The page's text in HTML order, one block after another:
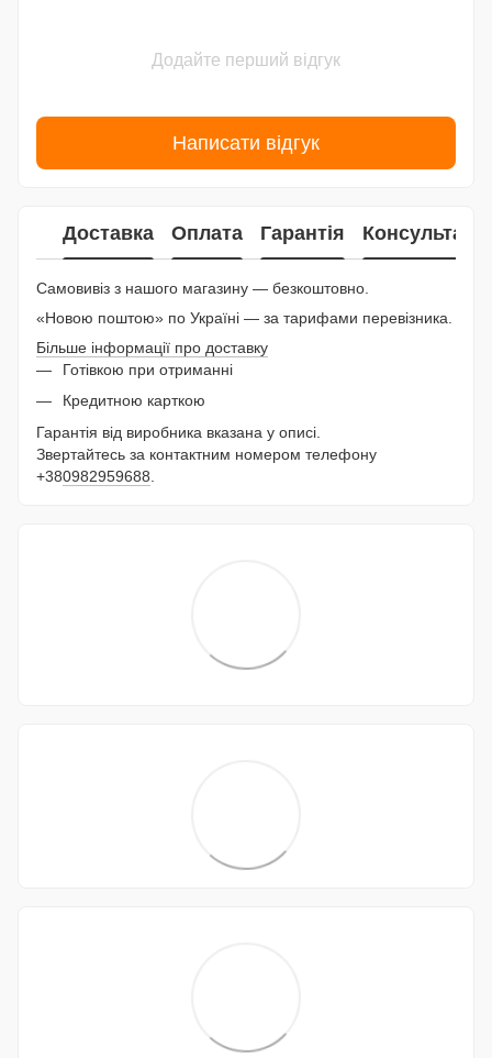
Додайте перший відгук
Написати відгук
Доставка Оплата Гарантія Консультація
Самовивіз з нашого магазину — безкоштовно.
«Новою поштою» по Україні — за тарифами перевізника.
Більше інформації про доставку
Готівкою при отриманні
Кредитною карткою
Гарантія від виробника вказана у описі.
Звертайтесь за контактним номером телефону
+380982959688